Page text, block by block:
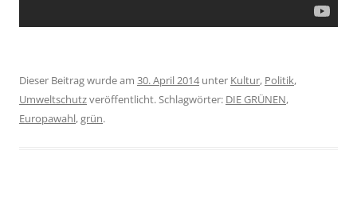
Dieser Beitrag wurde am 30. April 2014unter Kultur, Politik,
Umweltschutzveröffentlicht. Schlagwörter: DIE GRÜNEN,
Europawahl,grün.